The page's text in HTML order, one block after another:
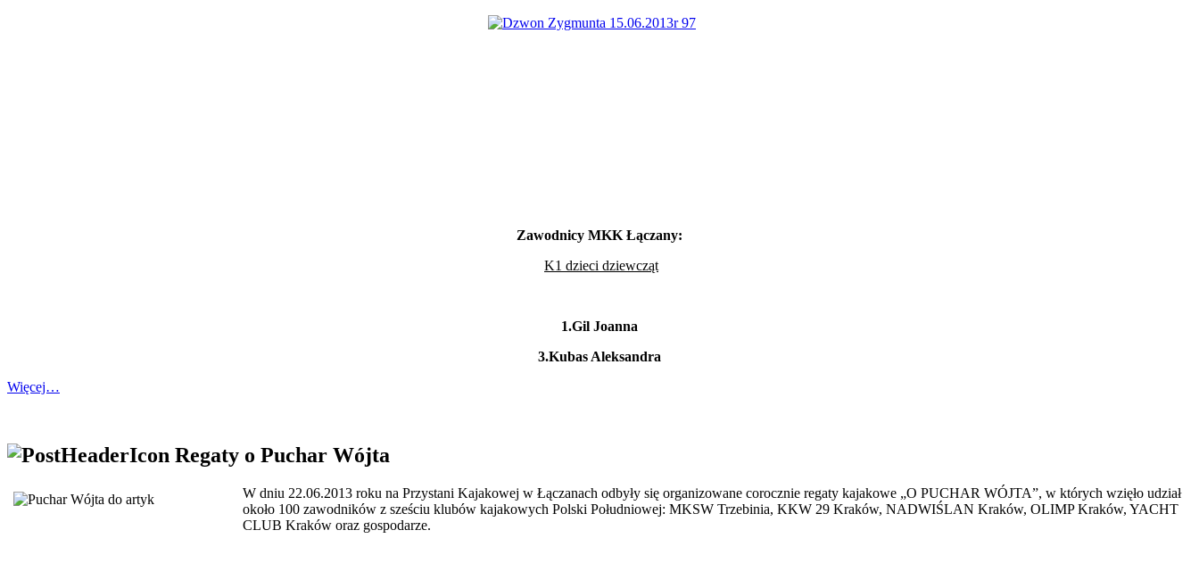
Zawodnicy MKK Łączany:
K1 dzieci dziewcząt
1.Gil Joanna
3.Kubas Aleksandra
Więcej…
Regaty o Puchar Wójta
W dniu 22.06.2013 roku na Przystani Kajakowej w Łączanach odbyły się organizowane corocznie regaty kajakowe „O PUCHAR WÓJTA”, w których wzięło udział
około 100 zawodników z sześciu klubów kajakowych Polski Południowej: MKSW Trzebinia, KKW 29 Kraków, NADWIŚLAN Kraków, OLIMP Kraków, YACHT
CLUB Kraków oraz gospodarze.